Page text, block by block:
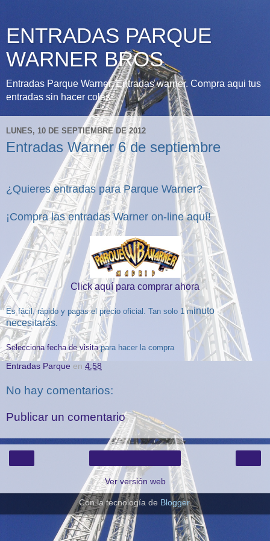
ENTRADAS PARQUE
WARNER BROS
Entradas Parque Warner, Entradas warner. Compra aqui tus
entradas sin hacer colas
LUNES, 10 DE SEPTIEMBRE DE 2012
Entradas Warner 6 de septiembre
¿Quieres entradas para Parque Warner?
¡Compra las entradas Warner on-lineaquí!
Click aquí para comprar ahora
Es fácil, rápido y pagas el precio oficial. Tan solo 1 minuto
necesitarás.
Selecciona fecha de visitapara hacer la compra
Entradas Parque en 4:58
No hay comentarios:
Publicar un comentario
Ver versión web
Con la tecnología de Blogger.